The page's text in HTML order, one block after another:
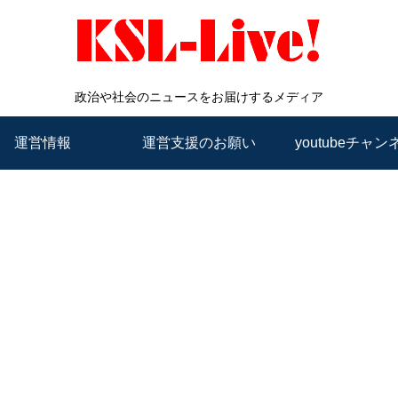
政治や社会のニュースをお届けするメディア
運営情報 運営支援のお願い youtubeチャン